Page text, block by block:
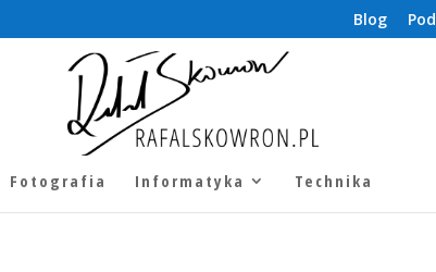
Blog
Fotografia Informatyka Technika